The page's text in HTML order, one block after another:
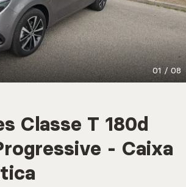
01 / 08
Classe T 180d
- Caixa
MAIS
MAIS